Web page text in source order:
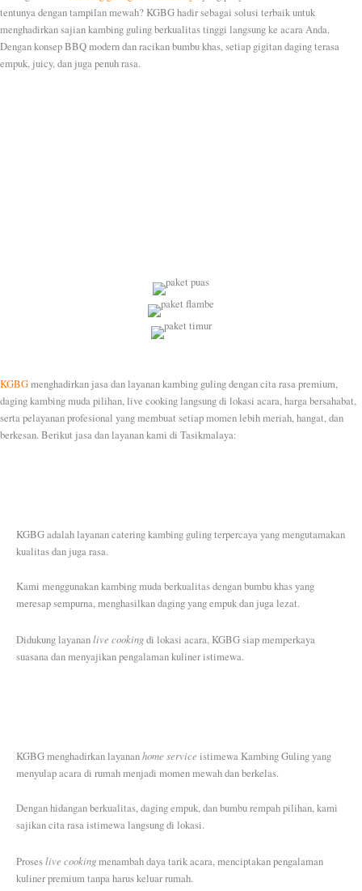
tentunya dengan tampilan mewah? KGBG hadir sebagai solusi terbaik untuk
menghadirkan sajian kambing guling berkualitas tinggi langsung ke acara Anda.
Dengan konsep BBQ modern dan racikan bumbu khas, setiap gigitan daging terasa
empuk, juicy, dan juga penuh rasa.
KGBGmenghadirkan jasa dan layanan kambing guling dengan cita rasa premium,
daging kambing muda pilihan, live cooking langsung di lokasi acara, harga bersahabat,
serta pelayanan profesional yang membuat setiap momen lebih meriah, hangat, dan
berkesan. Berikut jasa dan layanan kami di Tasikmalaya:
KGBG adalah layanan catering kambing guling terpercaya yang mengutamakan
kualitas dan juga rasa.
Kami menggunakan kambing muda berkualitas dengan bumbu khas yang
meresap sempurna, menghasilkan daging yang empuk dan juga lezat.
Didukung layananlive cookingdi lokasi acara, KGBG siap memperkaya
suasana dan menyajikan pengalaman kuliner istimewa.
KGBG menghadirkan layananhome service istimewa Kambing Guling yang
menyulap acara di rumah menjadi momen mewah dan berkelas.
Dengan hidangan berkualitas, daging empuk, dan bumbu rempah pilihan, kami
sajikan cita rasa istimewa langsung di lokasi.
Proseslive cookingmenambah daya tarik acara, menciptakan pengalaman
kuliner premium tanpa harus keluar rumah.